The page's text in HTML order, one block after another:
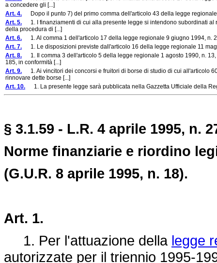
a concedere gli [...]
Art. 4. Dopo il punto 7) del primo comma dell'articolo 43 della legge
Art. 5. 1. I finanziamenti di cui alla presente legge si intendono subordinati al
della procedura di [...]
Art. 6. 1. Al comma 1 dell'articolo 17 della legge regionale 9 giugno 1994, n.
Art. 7. 1. Le disposizioni previste dall'articolo 16 della legge regionale 11
Art. 8. 1. Il comma 3 dell'articolo 5 della legge regionale 1 agosto 1990, n.
185, in conformità [...]
Art. 9. 1. Ai vincitori dei concorsi e fruitori di borse di studio di cui all'articolo
rinnovare dette borse [...]
Art. 10. 1. La presente legge sarà pubblicata nella Gazzetta Ufficiale della
§ 3.1.59 - L.R. 4 aprile 1995, n.
Norme finanziarie e riordino
(G.U.R. 8 aprile 1995, n. 18).
Art. 1.
1. Per l'attuazione della legge
autorizzate per il triennio 1995-